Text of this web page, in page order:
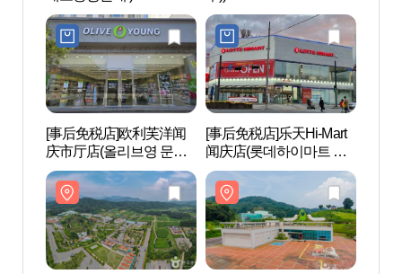
[事后免税店]欧利芙洋闻
庆市厅店(올리브영 문경
시청점)
[事后免税店]乐天Hi-Mart
闻庆店(롯데하이마트 문
경점)